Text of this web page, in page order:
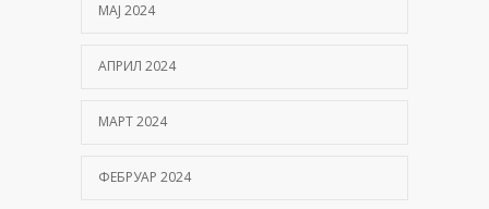
МАЈ 2024
АПРИЛ 2024
МАРТ 2024
ФЕБРУАР 2024